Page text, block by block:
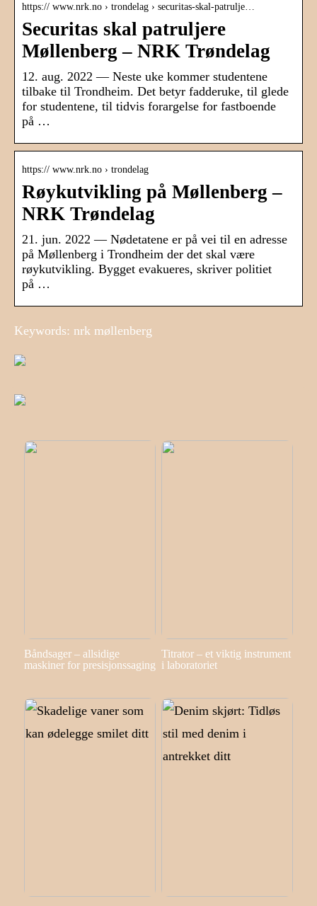
https:// www.nrk.no › trondelag › securitas-skal-patrulje…
Securitas skal patruljere
Møllenberg – NRK Trøndelag
12. aug. 2022 — Neste uke kommer studentene
tilbake til Trondheim. Det betyr fadderuke, til glede
for studentene, til tidvis forargelse for fastboende
på …
https:// www.nrk.no › trondelag
Røykutvikling på Møllenberg –
NRK Trøndelag
21. jun. 2022 — Nødetatene er på vei til en adresse
på Møllenberg i Trondheim der det skal være
røykutvikling. Bygget evakueres, skriver politiet
på …
Keywords: nrk møllenberg
Båndsager – allsidige
maskiner for presisjonssaging
Titrator – et viktig instrument
i laboratoriet